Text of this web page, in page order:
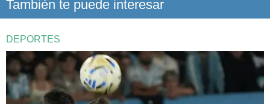
También te puede interesar
DEPORTES